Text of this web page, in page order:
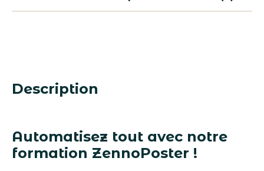
Description
Automatisez tout avec notre
formation ZennoPoster​ !